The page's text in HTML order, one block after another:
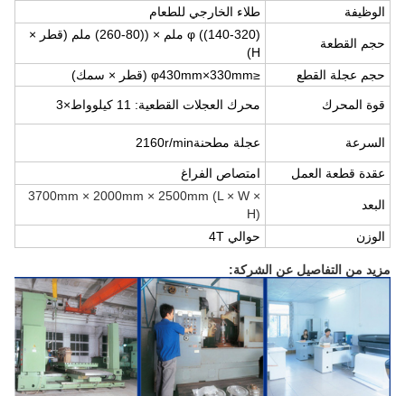
الوظيفة
طلاء الخارجي للطعام
حجم القطعة
φ ((140-320) ملم × ((80-260) ملم (قطر ×
H)
حجم عجلة القطع
≤φ430mm×330mm (قطر × سمك)
قوة المحرك محرك العجلات القطعية: 11 كيلوواط ×3
السرعة عجلة مطحنة2160r/min
عقدة قطعة العمل امتصاص الفراغ
البعد
3700mm × 2000mm × 2500mm (L × W ×
H)
الوزن
حوالي 4T
مزيد من التفاصيل عن الشركة: